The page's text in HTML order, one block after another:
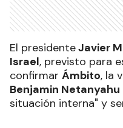
El presidenteJavier
Israel, previsto para
confirmar Ámbito, la
Benjamin Netanyahu
situación interna" y